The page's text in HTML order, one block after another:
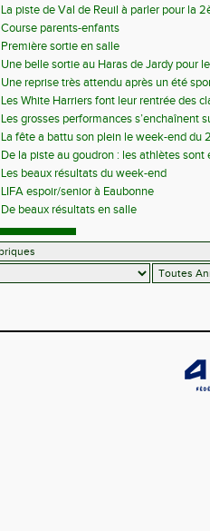
La piste de Val de Reuil à parler pour la
départemantaux
Course parents-enfants
Première sortie en salle
Une belle sortie au Haras de Jardy pour
Une reprise très attendu après un été
Les White Harriers font leur rentrée des
Les grosses performances s’enchaînent
La fête a battu son plein le week-end du
De la piste au goudron : les athlètes sont
Les beaux résultats du week-end
LIFA espoir/senior à Eaubonne
De beaux résultats en salle